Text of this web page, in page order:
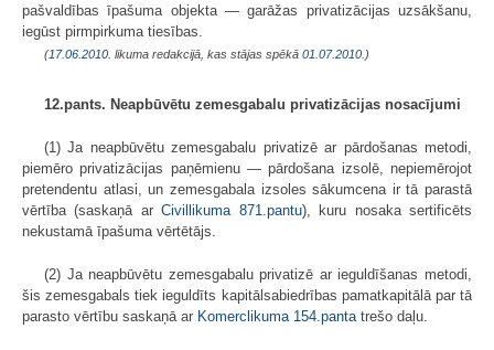
pašvaldības īpašuma objekta — garāžas privatizācijas uzsākšanu,
iegūst pirmpirkuma tiesības.
(17.06.2010. likuma redakcijā, kas stājas spēkā 01.07.2010.)
12.pants. Neapbūvētu zemesgabalu privatizācijas nosacījumi
(1) Ja neapbūvētu zemesgabalu privatizē ar pārdošanas metodi,
piemēro privatizācijas paņēmienu — pārdošana izsolē, nepiemērojot
pretendentu atlasi, un zemesgabala izsoles sākumcena ir tā parastā
vērtība (saskaņā arCivillikuma 871.pantu), kuru nosaka sertificēts
nekustamā īpašuma vērtētājs.
(2) Ja neapbūvētu zemesgabalu privatizē ar ieguldīšanas metodi,
šis zemesgabals tiek ieguldīts kapitālsabiedrības pamatkapitālā par tā
parasto vērtību saskaņā ar Komerclikuma 154.pantatrešo daļu.